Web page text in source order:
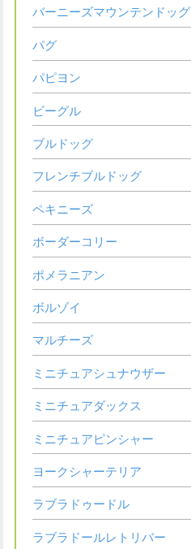
バーニーズマウンテンドッグ
パグ
パピヨン
ビーグル
ブルドッグ
フレンチブルドッグ
ペキニーズ
ボーダーコリー
ポメラニアン
ボルゾイ
マルチーズ
ミニチュアシュナウザー
ミニチュアダックス
ミニチュアピンシャー
ヨークシャーテリア
ラブラドゥードル
ラブラドールレトリバー